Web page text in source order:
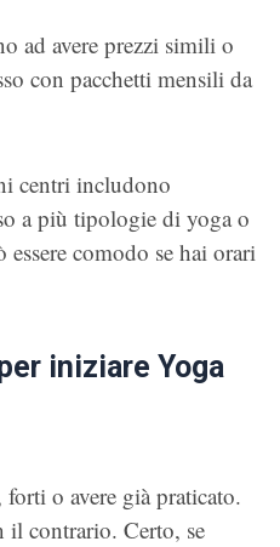
ad avere prezzi simili o
con pacchetti mensili da
centri includono
a più tipologie di yoga o
comodo se hai orari
iniziare Yoga
o avere già praticato.
il contrario. Certo, se